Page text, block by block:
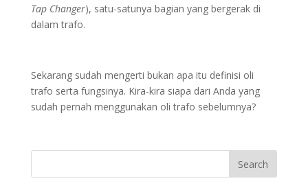
Tap Changer), satu-satunya bagian yang bergerak di
dalam trafo.
Sekarang sudah mengerti bukan apa itu definisi oli
trafo serta fungsinya. Kira-kira siapa dari Anda yang
sudah pernah menggunakan oli trafo sebelumnya?